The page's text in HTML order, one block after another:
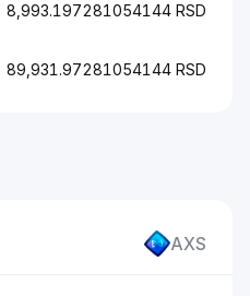
8,993.197281054144 RSD
89,931.97281054144 RSD
AXS